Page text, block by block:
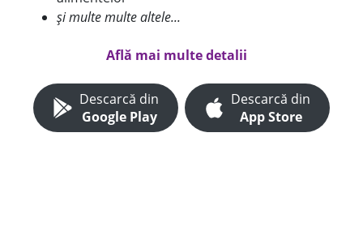
și multe multe altele...
Află mai multe detalii
Descarcă din
Google Play
Descarcă din
App Store